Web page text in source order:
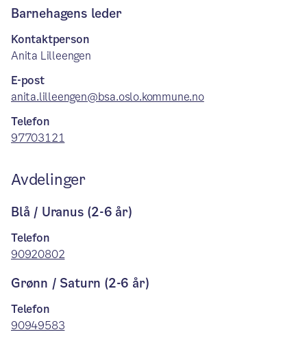
Barnehagens leder
Kontaktperson
Anita Lilleengen
E-post
anita.lilleengen@bsa.oslo.kommune.no
Telefon
97703121
Avdelinger
Blå / Uranus (2-6 år)
Telefon
90920802
Grønn / Saturn (2-6 år)
Telefon
90949583